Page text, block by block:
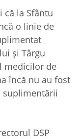
că la Sfântu
o linie de
și Târgu
medicilor de
încă nu au fost
suplimentării
DSP